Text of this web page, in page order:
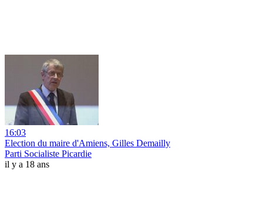
16:03
Election du maire d'Amiens, Gilles Demailly
Parti Socialiste Picardie
il y a 18 ans